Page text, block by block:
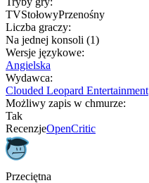
TVStołowyPrzenośny
Liczba graczy:
Na jednej konsoli (1)
Wersje językowe:
Angielska
Wydawca:
Clouded Leopard Entertainment
Możliwy zapis w chmurze:
Tak
RecenzjeOpenCritic
Przeciętna